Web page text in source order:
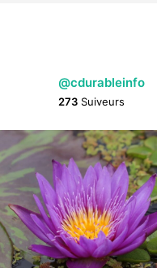
@cdurableinfo
273 Suiveurs